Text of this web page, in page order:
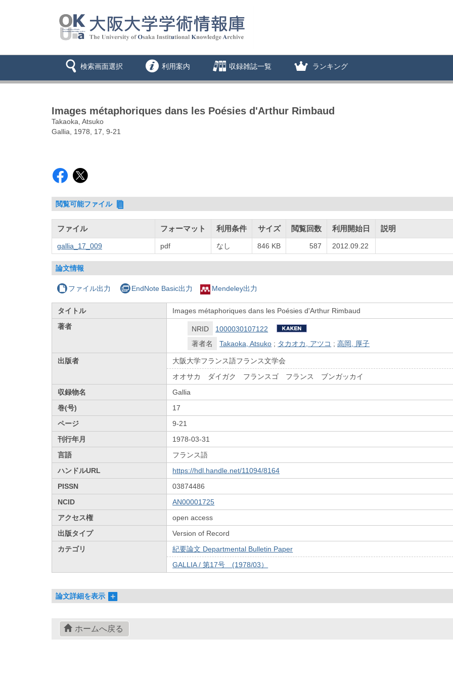
検索画面選択 利用案内 収録雑誌一覧 ランキング
Images métaphoriques dans les Poésies d'Arthur Rimbaud
Takaoka, Atsuko
Gallia, 1978, 17, 9-21
閲覧可能ファイル
ファイル フォーマット 利用条件 サイズ 閲覧回数 利用開始日 説明
gallia_17_009 pdf なし 846 KB 587 2012.09.22
論文情報
ファイル出力 EndNote Basic出力 Mendeley出力
タイトル
Images métaphoriques dans les Poésies d'Arthur Rimbaud
著者
NRID
1000030107122
著者名
Takaoka, Atsuko ; タカオカ, アツコ ;高岡, 厚子
出版者
大阪大学フランス語フランス文学会
オオサカ ダイガク フランスゴ フランス ブンガッカイ
収録物名
Gallia
巻(号)
17
ページ
9-21
刊行年月
1978-03-31
言語
フランス語
ハンドルURL
https://hdl.handle.net/11094/8164
PISSN
03874486
NCID
AN00001725
アクセス権
open access
出版タイプ
Version of Record
カテゴリ
紀要論文 Departmental Bulletin Paper
GALLIA / 第17号 (1978/03）
論文詳細を表示
ホームへ戻る